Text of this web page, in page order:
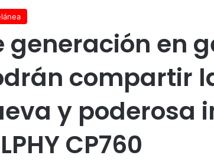
generación en
compartir
y poderosa
CP760